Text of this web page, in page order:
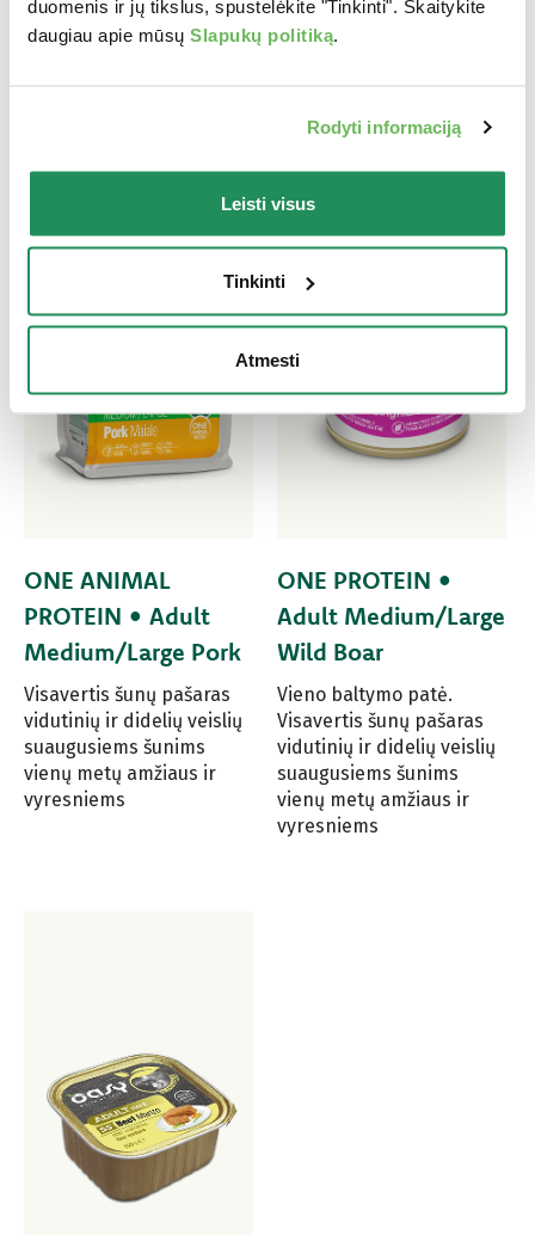
duomenis ir jų tikslus, spustelėkite "Tinkinti". Skaitykite
daugiau apie mūsų Slapukų politiką
Rodyti informaciją
Leisti visus
Tinkinti
Atmesti
augintiniui
ONE ANIMAL
PROTEIN • Adult
Medium/Large Pork
Visavertis šunų pašaras
vidutinių ir didelių veislių
suaugusiems šunims
vienų metų amžiaus ir
vyresniems
ONE PROTEIN •
Adult Medium/Large
Wild Boar
Vieno baltymo patė.
Visavertis šunų pašaras
vidutinių ir didelių veislių
suaugusiems šunims
vienų metų amžiaus ir
vyresniems